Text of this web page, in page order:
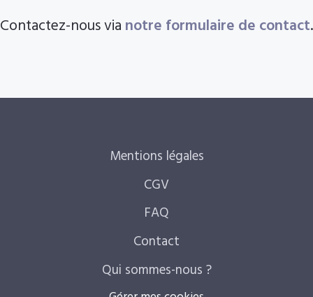
Contactez-nous via notre formulaire de contact.
Mentions légales
CGV
FAQ
Contact
Qui sommes-nous ?